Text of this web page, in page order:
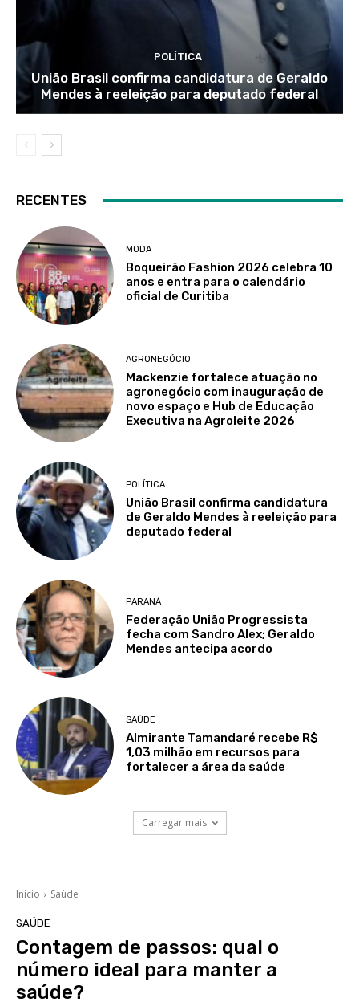
POLÍTICA
União Brasil confirma candidatura de Geraldo
Mendes à reeleição para deputado federal
RECENTES
MODA
Boqueirão Fashion 2026 celebra 10
anos e entra para o calendário
oficial de Curitiba
AGRONEGÓCIO
Mackenzie fortalece atuação no
agronegócio com inauguração de
novo espaço e Hub de Educação
Executiva na Agroleite 2026
POLÍTICA
União Brasil confirma candidatura
de Geraldo Mendes à reeleição para
deputado federal
PARANÁ
Federação União Progressista
fecha com Sandro Alex; Geraldo
Mendes antecipa acordo
SAÚDE
Almirante Tamandaré recebe R$
1,03 milhão em recursos para
fortalecer a área da saúde
Carregar mais